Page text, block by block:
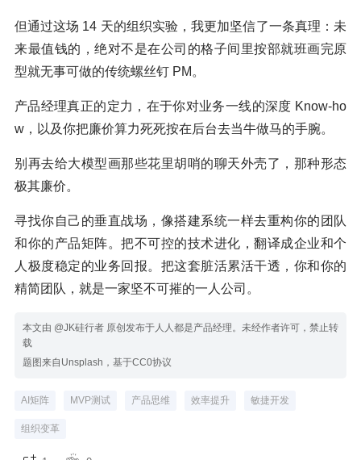
但通过这场 14 天的组织实验，我更加坚信了一条真理：未
来最值钱的，绝对不是在公司的格子间里按部就班画完原
型就无事可做的传统螺丝钉 PM。
产品经理真正的定力，在于你对业务一线的深度 Know-ho
w，以及你把廉价算力死死按在后台去当牛做马的手腕。
别再去给大模型画那些花里胡哨的聊天外壳了，那种形态
极其廉价。
寻找你自己的垂直战场，像搭建系统一样去重构你的团队
和你的产品矩阵。把不可控的技术进化，翻译成企业和个
人极度稳定的业务回报。把这套脏活累活干透，你和你的
精简团队，就是一家坚不可摧的一人公司。
本文由 @JK硅行者 原创发布于人人都是产品经理。未经作者许可，禁止转
载
题图来自Unsplash，基于CC0协议
AI矩阵 MVP测试 产品思维 效率提升 敏捷开发
组织变革